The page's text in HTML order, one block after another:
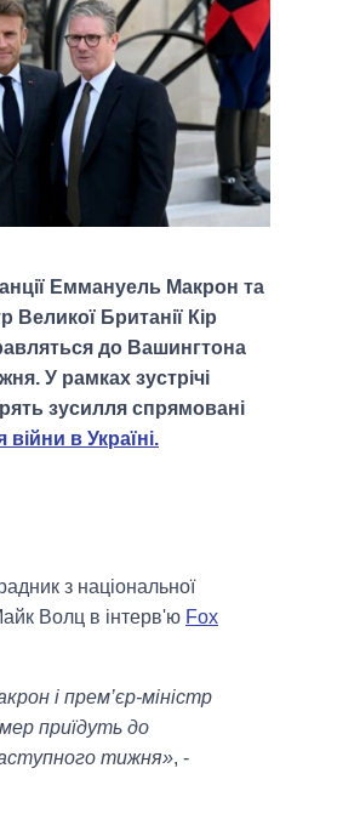
Еммануель Макрон та
Великої Британії Кір
до Вашингтона
У рамках зустрічі
зусилля спрямованi
в Україні.
з національної
Волц в інтерв'ю Fox
і прем’єр-міністр
приїдуть до
тижня», -